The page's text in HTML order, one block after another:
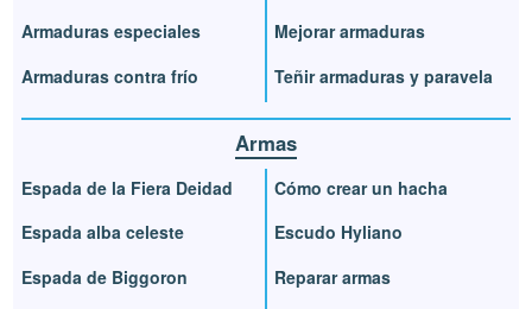
Armaduras especiales
Armaduras contra frío
Mejorar armaduras
Teñir armaduras y paravela
Armas
Espada de la Fiera Deidad
Espada alba celeste
Espada de Biggoron
Cómo crear un hacha
Escudo Hyliano
Reparar armas